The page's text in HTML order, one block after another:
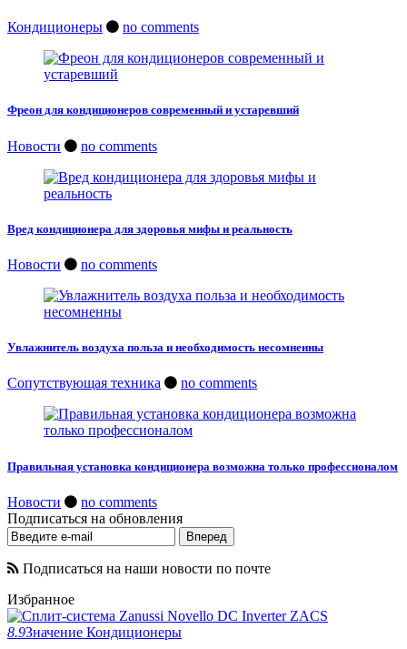
Кондиционеры no comments
Фреон для кондиционеров современный и устаревший
Новости no comments
Вред кондиционера для здоровья мифы и реальность
Новости no comments
Увлажнитель воздуха польза и необходимость несомненны
Сопутствующая техника no comments
Правильная установка кондиционера возможна только профессионалом
Новости
no comments
Подписаться на обновления
Подписаться на наши новости по почте
Избранное
8.9Значение Кондиционеры